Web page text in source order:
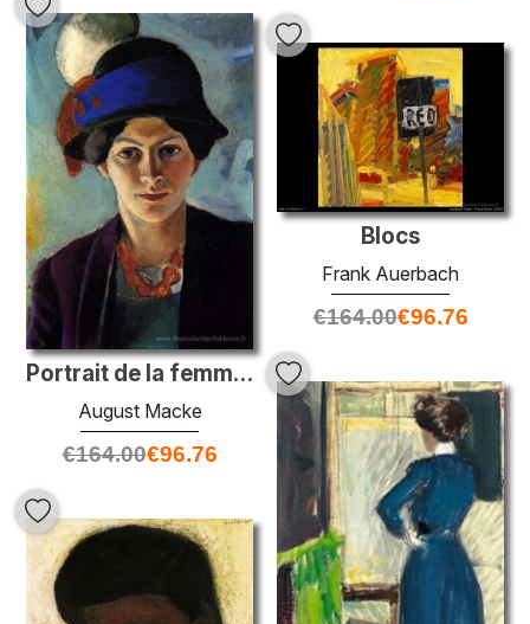
Portrait de la femme de l'artiste avec un chapeau
August Macke
€164.00€96.76
Blocs
Frank Auerbach
€164.00€96.76